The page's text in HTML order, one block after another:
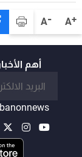
A+
A-
أهم